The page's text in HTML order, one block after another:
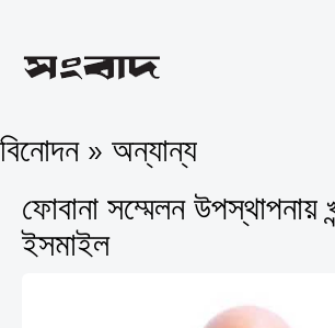
বিনোদন » অন্যান্য
ফোবানা সম্মেলন উপস্থাপনায়
ইসমাইল